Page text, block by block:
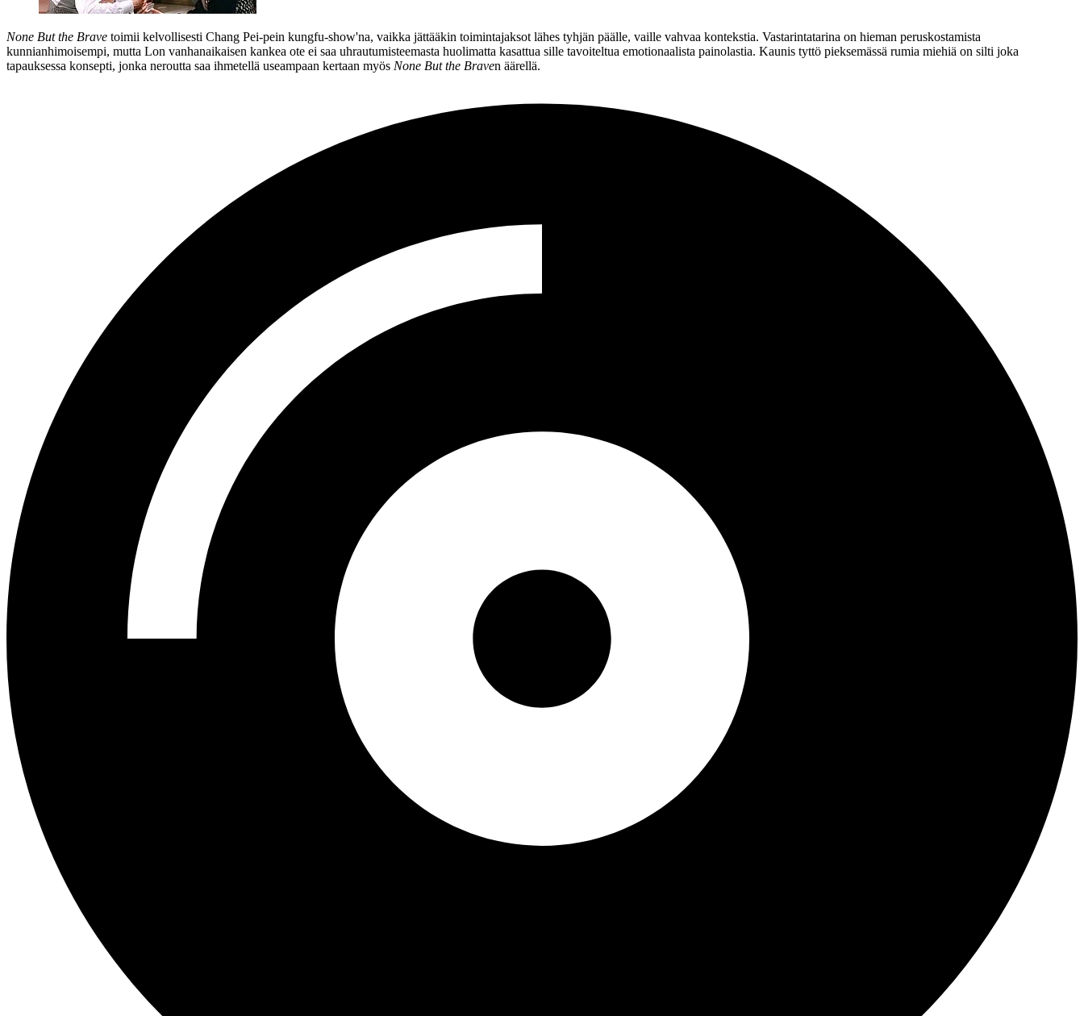
None But the Brave toimii kelvollisesti Chang Pei‑pein kungfu-show'na, vaikka jättääkin toimintajaksot lähes tyhjän päälle, vaille vahvaa kontekstia. Vastarintatarina on hieman peruskostamista
kunnianhimoisempi, mutta Lon vanhanaikaisen kankea ote ei saa uhrautumisteemasta huolimatta kasattua sille tavoiteltua emotionaalista painolastia. Kaunis tyttö pieksemässä rumia miehiä on silti joka
tapauksessa konsepti, jonka neroutta saa ihmetellä useampaan kertaan myös None But the Braven äärellä.